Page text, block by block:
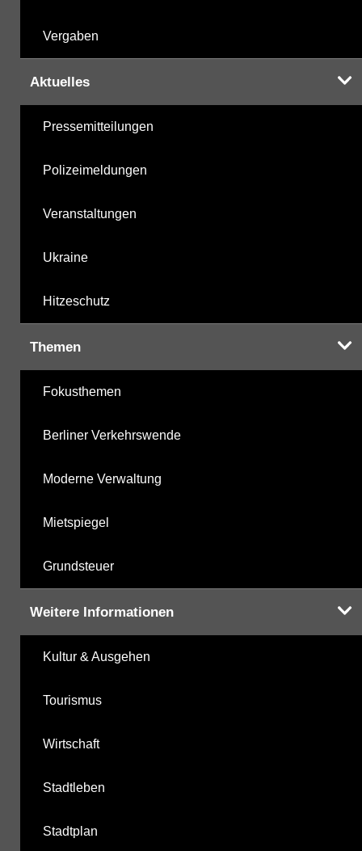
Vergaben
Aktuelles
Pressemitteilungen
Polizeimeldungen
Veranstaltungen
Ukraine
Hitzeschutz
Themen
Fokusthemen
Berliner Verkehrswende
Moderne Verwaltung
Mietspiegel
Grundsteuer
Weitere Informationen
Kultur & Ausgehen
Tourismus
Wirtschaft
Stadtleben
Stadtplan